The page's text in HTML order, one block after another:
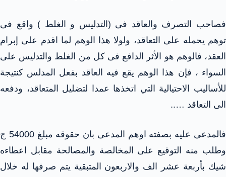
فصاحب التصرف والعاقد فى (التدليس و الغلط ) واقع فى
توهم يحمله على التعاقد، ولولا هذا الوهم لما اقدم على إبرام
العقد، فالوهم هو الأثر الدافع فى كل من الغلط والتدليس على
السواء ، فإن هذا الوهم يقع فيه العاقد بفعل المدلس كنتيجة
للأساليب الاحتيالية التي اتخذها عمدا لتضليل المتعاقد، ودفعه
الى التعاقد …..
فالمدعى عليه بصفته اوهم المدعى بان حقوقه مبلغ 54000 ج
وطلب منه التوقيع على المخالصة والمصالحة مقابل اعطاءه
شيك بأربعة عشر الف والاربعون المتبقية يتم صرفها له خلال